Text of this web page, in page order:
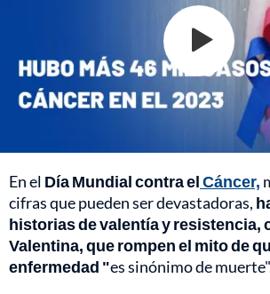
En el Día Mundial contra elCáncer,
cifras que pueden ser devastadoras,
historias de valentía y resistencia,
Valentina, que rompen el mito de
enfermedad "es sinónimo de